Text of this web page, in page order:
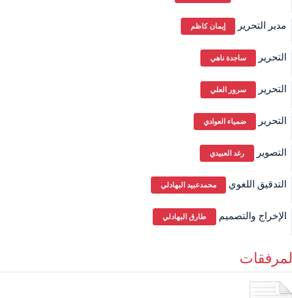
مدير التحرير إيمان كاظم
التحرير ساجدة ناهي
التحرير سرور العلي
التحرير ضمياء العوادي
التصوير رغد العبيدي
التدقيق اللغوي محمدعبيد البهادلي
الإخراج والتصميم طارق البهادلي
المرفقات